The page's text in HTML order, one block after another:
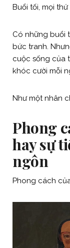
Buổi tối, mọi
Có những buổi
bức tranh.
cuộc sống của
khóc cười mỗi
Như một nhân
Phong
hay sự
ngôn
Phong cách